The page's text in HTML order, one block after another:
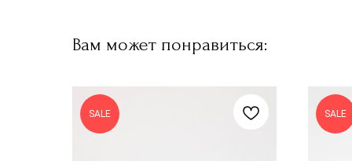
Вам может понравиться:
SALE SALE